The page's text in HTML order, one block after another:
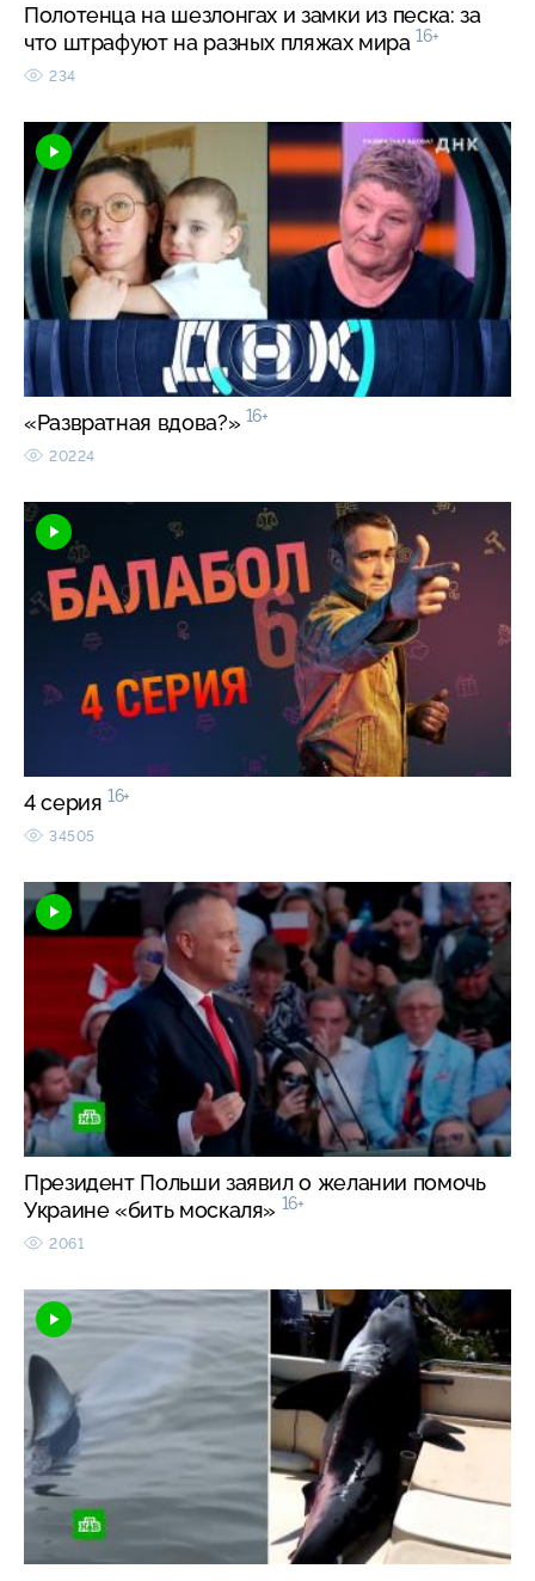
Полотенца на шезлонгах и замки из песка: за
что штрафуют на разных пляжах мира 16+
234
«Развратная вдова?» 16+
20224
4 серия 16+
34505
Президент Польши заявил о желании помочь
Украине «бить москаля» 16+
2061